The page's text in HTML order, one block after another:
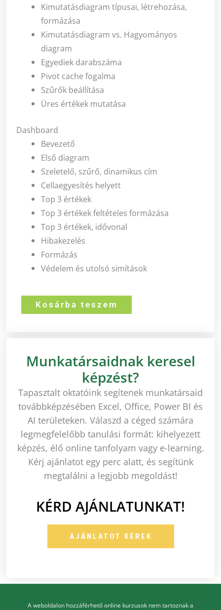
Kimutatásdiagram típusai, létrehozása,
formázása
Kimutatásdiagram vs. Hagyományos
diagram
Egyediek darabszáma
Pivot cache fogalma
Szűrők beállítása
Üres értékek mutatása
Dashboard
Bevezető
Első diagram
Szeletelő, szűrő, dinamikus cím
Cellaegyesítés helyett
Top 3 értékek
Top 3 értékek feltételes formázása
Top 3 értékek, idővonal
Hibakezelés
Formázás
Védelem és utolsó simítások
MS
ExcelKosárba teszem
Munkatársaidnak keresel
képzést?
Tapasztalt oktatóink segítenek munkatársaid
továbbképzésében Excel, Office, Power BI és
AI területeken. Válaszd a céged számára
legmegfelelőbb tanulási formát: kihelyezett
képzés, élő online tanfolyam vagy e-learning.
Kérj ajánlatot egy perc alatt, és segítünk
megtalálni a legjobb megoldást!
KÉRD AJÁNLATUNKAT!
AJÁNLATOT KÉREK
A weboldalon hozzáférhető online kurzusok nem tartoznak a